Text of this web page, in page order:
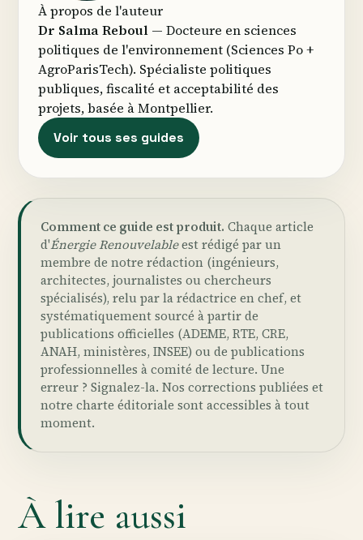
À propos de l'auteur
Dr Salma Reboul — Docteure en sciences
politiques de l'environnement (Sciences Po +
AgroParisTech). Spécialiste politiques
publiques, fiscalité et acceptabilité des
projets, basée à Montpellier.
Voir tous ses guides
Comment ce guide est produit. Chaque article
d'Énergie Renouvelableest rédigé par un
membre de notre rédaction (ingénieurs,
architectes, journalistes ou chercheurs
spécialisés), relu par la rédactrice en chef, et
systématiquement sourcé à partir de
publications officielles (ADEME, RTE, CRE,
ANAH, ministères, INSEE) ou de publications
professionnelles à comité de lecture. Une
erreur ? Signalez-la. Nos corrections publiées et
notre charte éditoriale sont accessibles à tout
moment.
À lire aussi